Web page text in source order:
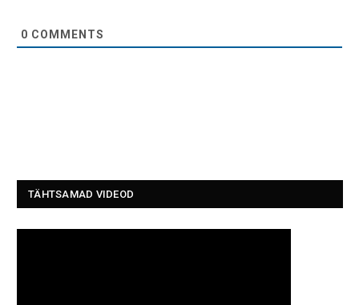
0 COMMENTS
TÄHTSAMAD VIDEOD